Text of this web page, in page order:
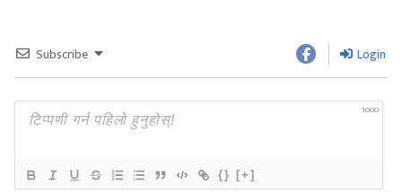
Subscribe Login
1000
{} [+]